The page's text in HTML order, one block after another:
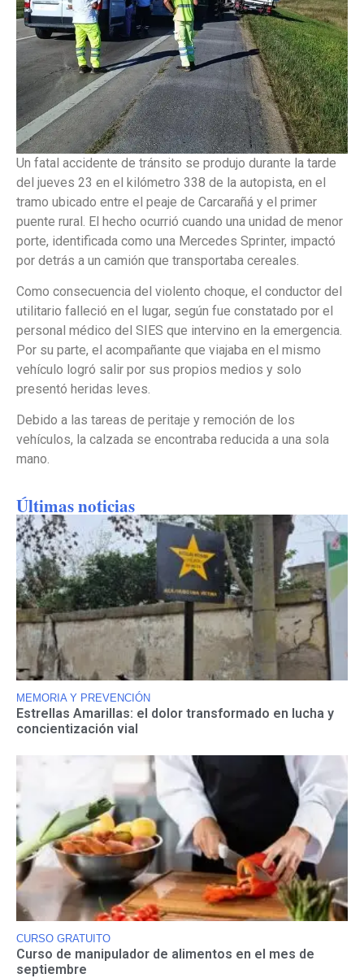
Un fatal accidente de tránsito se produjo durante la tarde
del jueves 23 en el kilómetro 338 de la autopista, en el
tramo ubicado entre el peaje de Carcarañá y el primer
puente rural. El hecho ocurrió cuando una unidad de menor
porte, identificada como una Mercedes Sprinter, impactó
por detrás a un camión que transportaba cereales.
Como consecuencia del violento choque, el conductor del
utilitario falleció en el lugar, según fue constatado por el
personal médico del SIES que intervino en la emergencia.
Por su parte, el acompañante que viajaba en el mismo
vehículo logró salir por sus propios medios y solo
presentó heridas leves.
Debido a las tareas de peritaje y remoción de los
vehículos, la calzada se encontraba reducida a una sola
mano.
Últimas noticias
MEMORIA Y PREVENCIÓN
Estrellas Amarillas: el dolor transformado en lucha y
concientización vial
CURSO GRATUITO
Curso de manipulador de alimentos en el mes de
septiembre